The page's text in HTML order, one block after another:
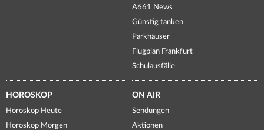
A661 News
Günstig tanken
Parkhäuser
Flugplan Frankfurt
Schulausfälle
HOROSKOP
Horoskop Heute
Horoskop Morgen
ON AIR
Sendungen
Aktionen